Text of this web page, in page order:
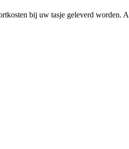
bij uw tasje geleverd